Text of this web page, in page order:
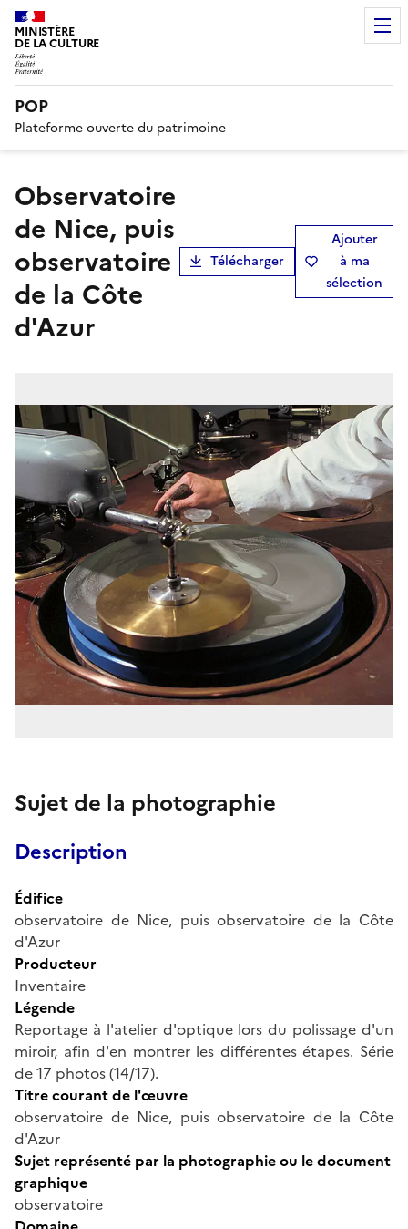
MINISTÈRE
DE LA CULTURE
POP
Plateforme ouverte du patrimoine
observatoire
de Nice, puis
observatoire
de la Côte
d'Azur
Télécharger
Ajouter
à ma
sélection
Sujet de la photographie
Description
Édifice
observatoire de Nice, puis observatoire de la Côte
d'Azur
Producteur
Inventaire
Légende
Reportage à l'atelier d'optique lors du polissage d'un
miroir, afin d'en montrer les différentes étapes. Série
de 17 photos (14/17).
Titre courant de l'œuvre
observatoire de Nice, puis observatoire de la Côte
d'Azur
Sujet représenté par la photographie ou le document
graphique
observatoire